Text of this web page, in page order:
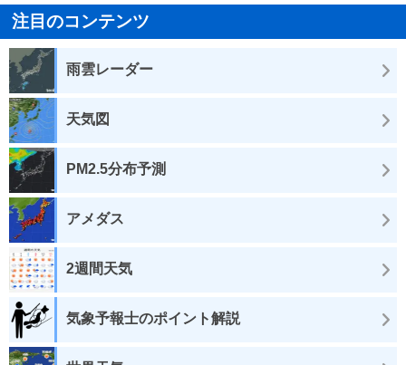
注目のコンテンツ
雨雲レーダー
天気図
PM2.5分布予測
アメダス
2週間天気
気象予報士のポイント解説